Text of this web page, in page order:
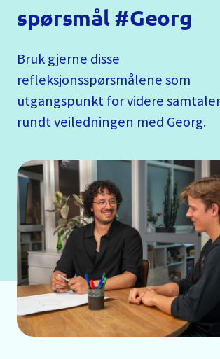
spørsmål #Georg
Bruk gjerne disse
refleksjonsspørsmålene som
utgangspunkt for videre samtaler
rundt veiledningen med Georg.